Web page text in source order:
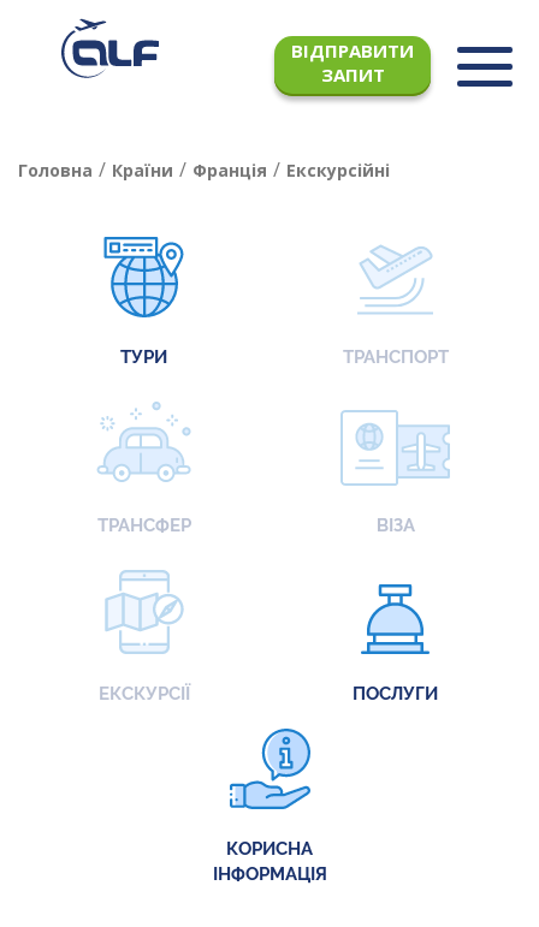
ВІДПРАВИТИ
ЗАПИТ
Головна / Країни / Франція / Екскурсійні
ТУРИ ТРАНСПОРТ
ТРАНСФЕР ВІЗА
ЕКСКУРСІЇ ПОСЛУГИ
КОРИСНА
ІНФОРМАЦІЯ